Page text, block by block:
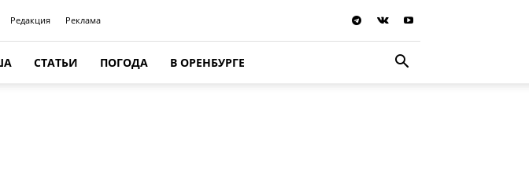
Редакция Реклама
СТАТЬИ ПОГОДА В ОРЕНБУРГЕ